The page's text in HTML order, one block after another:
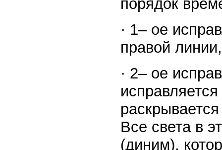
порядок
· 1– ое
правой
· 2– ое
Все света в
(диним),